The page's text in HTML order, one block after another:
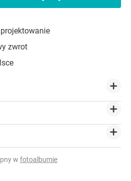
zwrot
w fotoalbumie